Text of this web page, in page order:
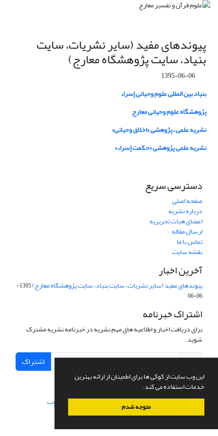
این وب سایت از کوکی ها برای اطمینان از ارائه بهترین
خدمات استفاده می کند.
متوجه شدم
پیوندهای مفید (سایر نشریات، سایت
بنیاد، سایت پژوهشگاه معارج)
1395-06-06
بنیاد بین المللی علوم وحیانی إسراء
پژوهشگاه علوم وحیانی معارج
نشریه علمی ـ پژوهشی «اخلاق وحیانی»
نشریه علمی پژوهشی «حکمت إسراء»
دسترسی سریع
صفحه اصلی
درباره نشریه
اعضای هیات تحریریه
ارسال مقاله
تماس با ما
نقشه سایت
آخرین اخبار
پیوندهای مفید (سایر نشریات، سایت بنیاد، سایت پژوهشگاه معارج)
1395-
06-06
اشتراک خبرنامه
برای دریافت اخبار و اطلاعیه های مهم نشریه در خبرنامه نشریه مشترک
شوید.
اشتراک
سامانه مدیریت نشریات علمی.طراحی و پیاده سازی از سیناوب